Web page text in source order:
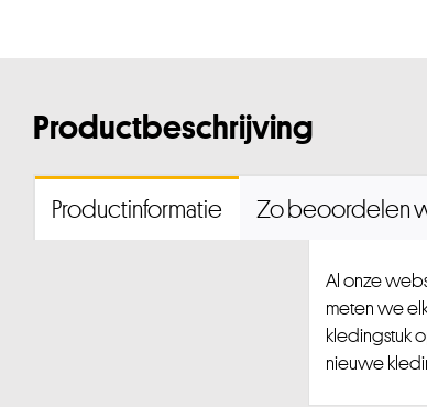
Productbeschrijving
Productinformatie Zo beoordelen
Al onze
meten we
kledingstuk
nieuwe